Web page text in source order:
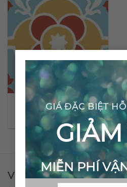
GIÁ ĐẶC BIỆT
GIẢM
MIỄN PHÍ
Gạch bông cổ điển CTS
51.4
VPĐD - CTY TNHH GẠCH